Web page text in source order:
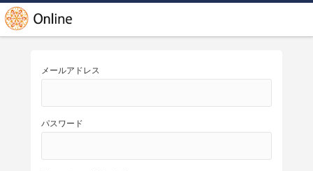
メールアドレス
パスワード